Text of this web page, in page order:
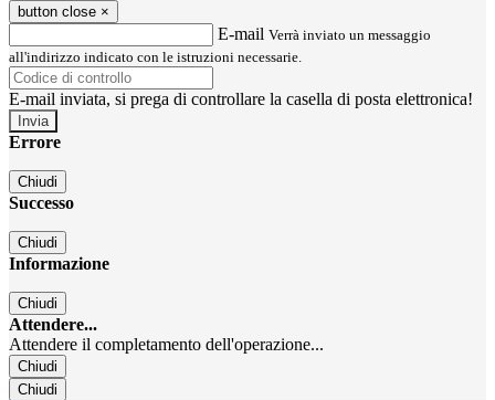
button close ×
E-mail Verrà inviato un messaggio
all'indirizzo indicato con le istruzioni necessarie.
E-mail inviata, si prega di controllare la casella di posta elettronica!
Errore
Chiudi
Successo
Chiudi
Informazione
Chiudi
Attendere...
Attendere il completamento dell'operazione...
Chiudi
Chiudi